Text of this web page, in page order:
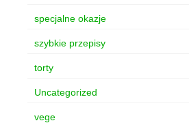
specjalne okazje
szybkie przepisy
torty
Uncategorized
vege